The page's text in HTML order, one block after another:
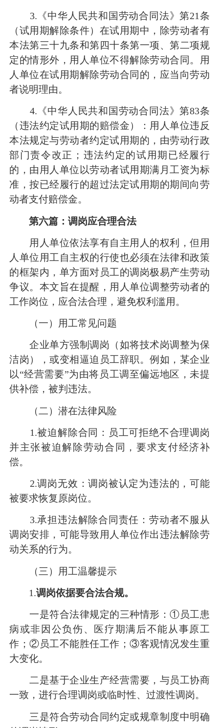
3.《中华人民共和国劳动合同法》第21条
（试用期解除条件）在试用期中，除劳动者有
本法第三十九条和第四十条第一项、第二项规
定的情形外，用人单位不得解除劳动合同。用
人单位在试用期解除劳动合同的，应当向劳动
者说明理由。
4.《中华人民共和国劳动合同法》第83条
（违法约定试用期的赔偿金）：用人单位违反
本法规定与劳动者约定试用期的，由劳动行政
部门责令改正；违法约定的试用期已经履行
的，由用人单位以劳动者试用期满月工资为标
准，按已经履行的超过法定试用期的期间向劳
动者支付赔偿金。
第六篇：调岗应合理合法
用人单位依法享有自主用人的权利，但用
人单位用工自主权的行使也必须在法律和政策
的框架内，单方面对员工的调岗极易产生劳动
争议。本文旨在提醒，用人单位调整劳动者的
工作岗位，应合法合理，避免权利滥用。
（一）用工常见问题
企业单方强制调岗（如将技术岗调整为保
洁岗），或变相逼迫员工辞职。例如，某企业
以“经营需要”为由将员工调至偏远地区，未提
供补偿，被判违法。
（二）潜在法律风险
1.被迫解除合同：员工可拒绝不合理调岗
并主张被迫解除劳动合同，要求支付经济补
偿。
2.调岗无效：调岗被认定为违法的，可能
被要求恢复原岗位。
3.承担违法解除合同责任：劳动者不服从
调岗安排，可能导致用人单位作出违法解除劳
动关系的行为。
（三）用工温馨提示
1.调岗依据要合法合规。
一是符合法律规定的三种情形：①员工患
病或非因公负伤、医疗期满后不能从事原工
作；②员工不能胜任工作；③客观情况发生重
大变化。
二是基于企业生产经营需要，与员工协商
一致，进行合理调岗或临时性、过渡性调岗。
三是符合劳动合同约定或规章制度中明确